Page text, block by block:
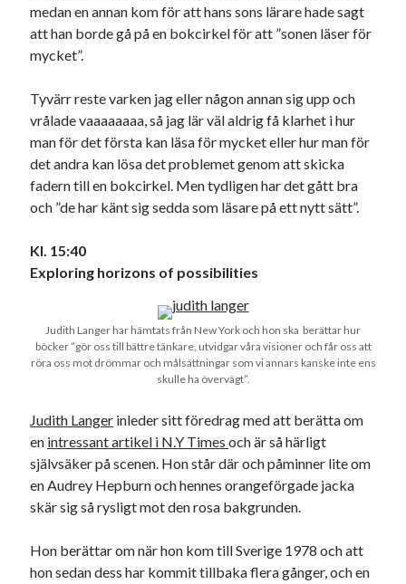
medan en annan kom för att hans sons lärare hade sagt
att han borde gå på en bokcirkel för att ”sonen läser för
mycket”.
Tyvärr reste varken jag eller någon annan sig upp och
vrålade vaaaaaaaa, så jag lär väl aldrig få klarhet i hur
man för det första kan läsa för mycket eller hur man för
det andra kan lösa det problemet genom att skicka
fadern till en bokcirkel. Men tydligen har det gått bra
och ”de har känt sig sedda som läsare på ett nytt sätt”.
Kl. 15:40
Exploring horizons of possibilities
Judith Langer har hämtats från New York och hon ska berättar hur
böcker ”gör oss till bättre tänkare, utvidgar våra visioner och får oss att
röra oss mot drömmar och målsättningar som vi annars kanske inte ens
skulle ha övervägt”.
Judith Langer inleder sitt föredrag med att berätta om
en intressant artikel i N.Y Timesoch är så härligt
självsäker på scenen. Hon står där och påminner lite om
en Audrey Hepburn och hennes orangeförgade jacka
skär sig så rysligt mot den rosa bakgrunden.
Hon berättar om när hon kom till Sverige 1978 och att
hon sedan dess har kommit tillbaka flera gånger, och en